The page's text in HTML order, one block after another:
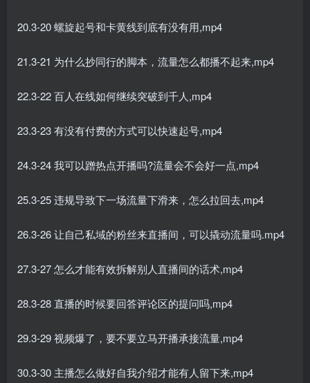
20.3-20 螺旋起号和卡黄线到底有没有用,mp4
21.3-21 为什么抄同行的脚本，流量怎么都播不起来,mp4
22.3-22 百人在线如何继续突破到千人,mp4
23.3-23 有没有付费的方式可以快速起号,mp4
24.3-24 我可以蹭热点开播吗?流量会不会好一点,mp4
25.3-25 违规导致下一场流量下滑来，怎么拉回去,mp4
26.3-26 让自己私域的粉丝来直播间，可以撬动流量吗.mp4
27.3-27 怎么才能有效拆解别人直播间的话术,mp4
28.3-28 直播的时候要回答评论区的提问吗,mp4
29.3-29 视频爆了，要不要立马开播承接流量,mp4
30.3-30 主播怎么做好自我介绍才能有人留下来,mp4